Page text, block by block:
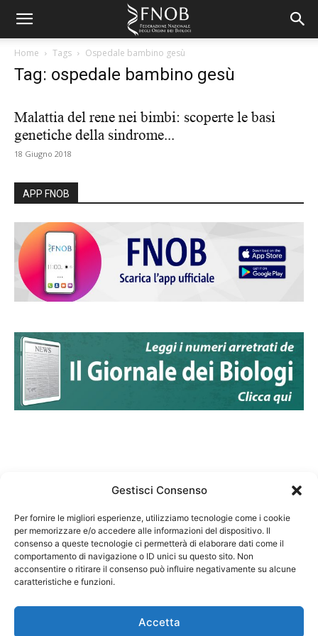
Gestisci Consenso
Per fornire le migliori esperienze, utilizziamo tecnologie come i cookie
per memorizzare e/o accedere alle informazioni del dispositivo. Il
consenso a queste tecnologie ci permetterà di elaborare dati come il
comportamento di navigazione o ID unici su questo sito. Non
acconsentire o ritirare il consenso può influire negativamente su alcune
caratteristiche e funzioni.
Accetta
Home Tags Ospedale bambino gesù
Tag: ospedale bambino gesù
Malattia del rene nei bimbi: scoperte le basi
genetiche della sindrome...
18 Giugno 2018
APP FNOB
Federazione Nazionale Degli Ordini dei Biologi:
codice fiscale 80069130583
Responsabile sito internet www.fnob.it: Vincenzo